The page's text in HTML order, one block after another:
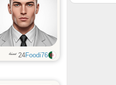
Foodi76
24 سنة